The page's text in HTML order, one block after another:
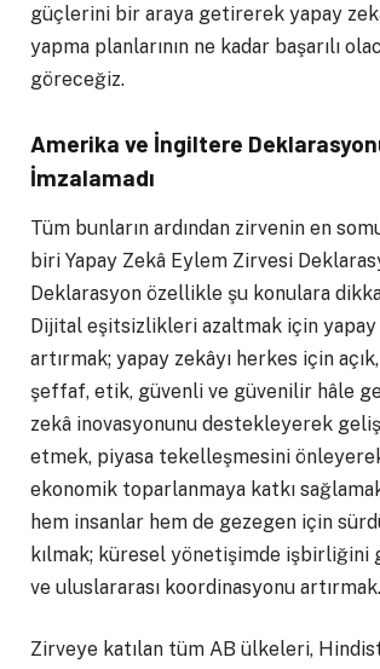
güçlerini bir araya getirerek yapay
yapma planlarının ne kadar başarılı
göreceğiz.
Amerika ve İngiltere
İmzalamadı
Tüm bunların ardından zirvenin en
biri Yapay Zekâ Eylem Zirvesi
Deklarasyon özellikle şu konulara
Dijital eşitsizlikleri azaltmak için
artırmak; yapay zekâyı herkes için açık,
şeffaf, etik, güvenli ve güvenilir hâle
zekâ inovasyonunu destekleyerek
etmek, piyasa tekelleşmesini
ekonomik toparlanmaya katkı
hem insanlar hem de gezegen için
kılmak; küresel yönetişimde işbirliğini
ve uluslararası koordinasyonu artırmak.
Zirveye katılan tüm AB ülkeleri,